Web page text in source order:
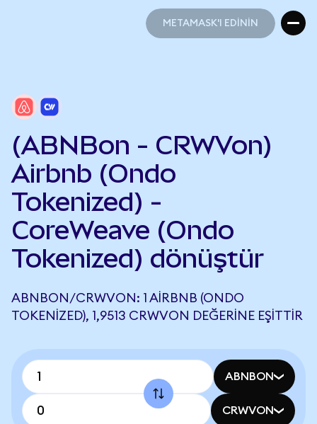
METAMASK'I EDİNİN
(ABNBon - CRWVon)
Airbnb (Ondo
Tokenized) -
CoreWeave (Ondo
Tokenized) dönüştür
ABNBON/CRWVON: 1 AIRBNB (ONDO
TOKENIZED), 1,9513 CRWVON DEĞERINE EŞITTIR
ABNBON
CRWVON